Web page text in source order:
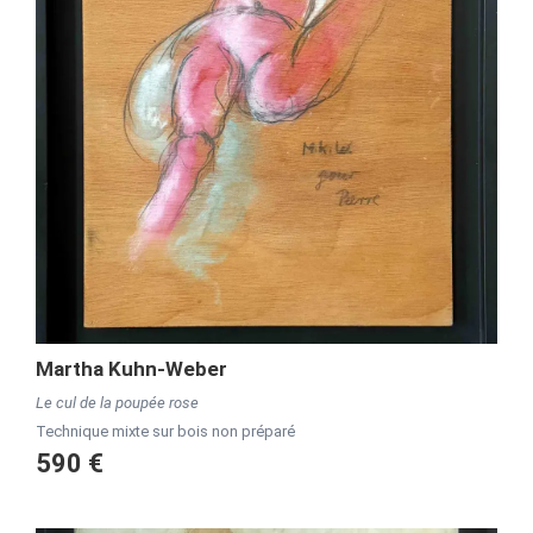
Martha Kuhn-Weber
Le cul de la poupée rose
Technique mixte sur bois non préparé
590 €